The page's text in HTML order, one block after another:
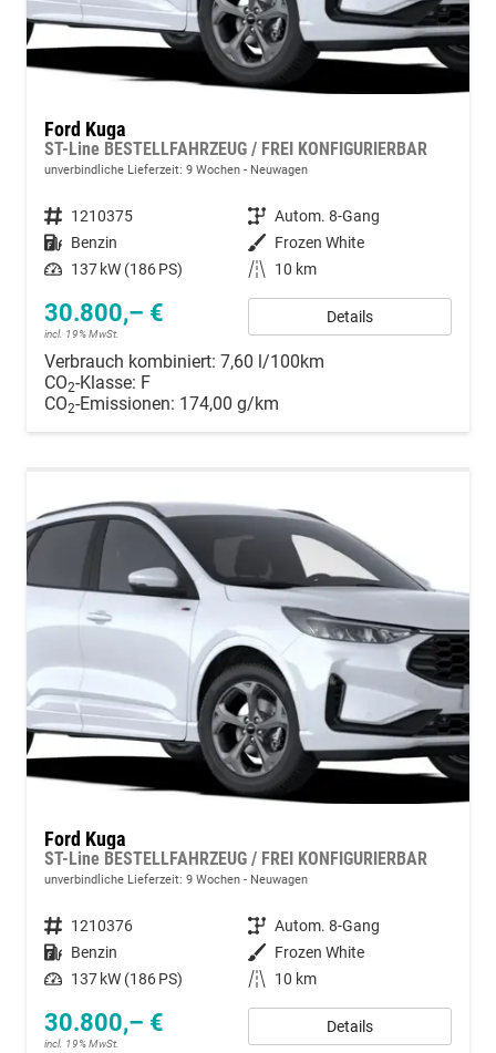
Ford Kuga
ST-Line BESTELLFAHRZEUG / FREI KONFIGURIERBAR
unverbindliche Lieferzeit: 9 Wochen Neuwagen
Fahrzeugnummer 1210375 Getriebe Autom. 8-Gang
Kraftstoff Benzin Außenfarbe Frozen White
Leistung 137 kW (186 PS) Kilometerstand 10 km
30.800,– €
incl. 19% MwSt.
Details
Verbrauch kombiniert: 7,60 l/100km
CO2-Klasse: F
CO2-Emissionen: 174,00 g/km
Ford Kuga
ST-Line BESTELLFAHRZEUG / FREI KONFIGURIERBAR
unverbindliche Lieferzeit: 9 Wochen Neuwagen
Fahrzeugnummer 1210376 Getriebe Autom. 8-Gang
Kraftstoff Benzin Außenfarbe Frozen White
Leistung 137 kW (186 PS) Kilometerstand 10 km
30.800,– €
incl. 19% MwSt.
Details